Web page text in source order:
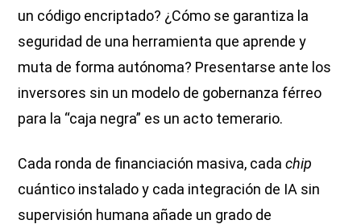
un código encriptado? ¿Cómo se garantiza la
seguridad de una herramienta que aprende y
muta de forma autónoma? Presentarse ante los
inversores sin un modelo de gobernanza férreo
para la “caja negra” es un acto temerario.
Cada ronda de financiación masiva, cadachip
cuántico instalado y cada integración de IA sin
supervisión humana añade un grado de